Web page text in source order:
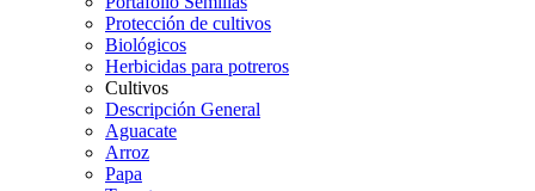
Protección de cultivos
Biológicos
Herbicidas para potreros
Cultivos
Descripción General
Aguacate
Arroz
Papa